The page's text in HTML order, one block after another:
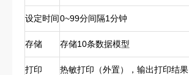
设定时间0~99分间隔1分钟
存储 存储10条数据模型
打印 热敏打印（外置），输出打印结果